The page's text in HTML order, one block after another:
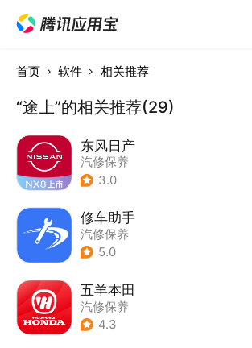
首页 软件 相关推荐
“途上”的相关推荐(29)
东风日产
汽修保养
3.0
修车助手
汽修保养
5.0
五羊本田
汽修保养
4.3